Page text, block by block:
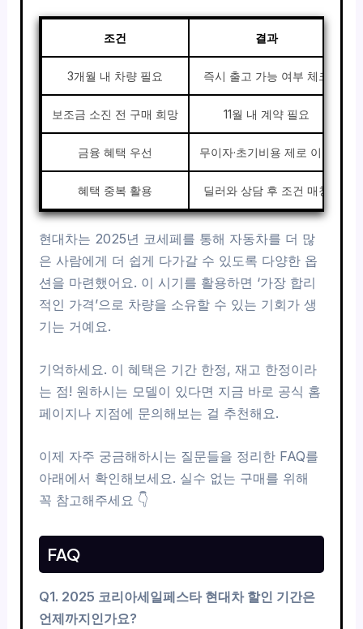
조건 결과
3개월 내 차량 필요 즉시 출고 가능 여부 체크
보조금 소진 전 구매 희망 11월 내 계약 필요
금융 혜택 우선 무이자·초기비용 제로 이용
혜택 중복 활용 딜러와 상담 후 조건 매칭
현대차는 2025년 코세페를 통해 자동차를 더 많
은 사람에게 더 쉽게 다가갈 수 있도록 다양한 옵
션을 마련했어요. 이 시기를 활용하면 ‘가장 합리
적인 가격’으로 차량을 소유할 수 있는 기회가 생
기는 거예요.
기억하세요. 이 혜택은 기간 한정, 재고 한정이라
는 점! 원하시는 모델이 있다면 지금 바로 공식 홈
페이지나 지점에 문의해보는 걸 추천해요.
이제 자주 궁금해하시는 질문들을 정리한 FAQ를
아래에서 확인해보세요. 실수 없는 구매를 위해
꼭 참고해주세요 👇
FAQ
Q1. 2025 코리아세일페스타 현대차 할인 기간은
언제까지인가요?